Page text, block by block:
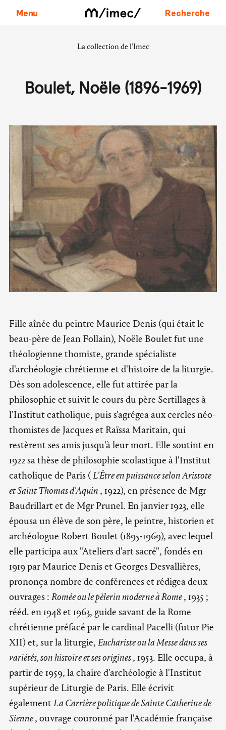
Menu Recherche
La collection de l’Imec
Boulet, Noële (1896-1969)
Fille aînée du peintre Maurice Denis (qui était le
beau-père de Jean Follain), Noële Boulet fut une
théologienne thomiste, grande spécialiste
d'archéologie chrétienne et d'histoire de la liturgie.
Dès son adolescence, elle fut attirée par la
philosophie et suivit le cours du père Sertillages à
l'Institut catholique, puis s'agrégea aux cercles néo-
thomistes de Jacques et Raïssa Maritain, qui
restèrent ses amis jusqu'à leur mort. Elle soutint en
1922 sa thèse de philosophie scolastique à l'Institut
catholique de Paris ( L'Être en puissance selon Aristote
et Saint Thomas d'Aquin , 1922), en présence de Mgr
Baudrillart et de Mgr Prunel. En janvier 1923, elle
épousa un élève de son père, le peintre, historien et
archéologue Robert Boulet (1895-1969), avec lequel
elle participa aux "Ateliers d'art sacré", fondés en
1919 par Maurice Denis et Georges Desvallières,
prononça nombre de conférences et rédigea deux
ouvrages : Romée ou le pèlerin moderne à Rome, 1935 ;
rééd. en 1948 et 1963, guide savant de la Rome
chrétienne préfacé par le cardinal Pacelli (futur Pie
XII) et, sur la liturgie, Euchariste ou la Messe dans ses
variétés, son histoire et ses origines, 1953. Elle occupa, à
partir de 1959, la chaire d'archéologie à l'Institut
supérieur de Liturgie de Paris. Elle écrivit
également La Carrière politique de Sainte Catherine de
Sienne, ouvrage couronné par l'Académie française